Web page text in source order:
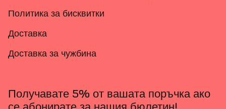
Политика за бисквитки
Доставка
Доставка за чужбина
Получавате 5% от вашата поръчка ако